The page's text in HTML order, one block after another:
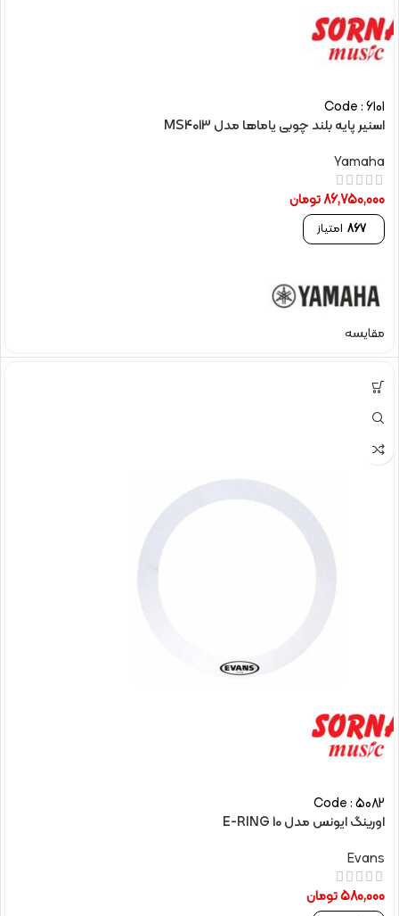
Code : 6101
اسنیر پایه بلند چوبی یاماها مدل MS4013
Yamaha
86,750,000تومان
867 امتیاز
مقایسه
Code : 5082
اورینگ ایونس مدل E-RING 10
Evans
580,000تومان